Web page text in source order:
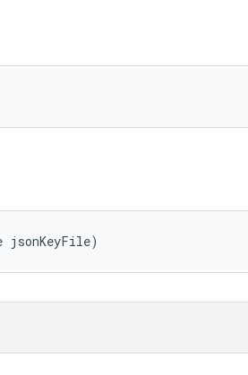
jsonKeyFile)